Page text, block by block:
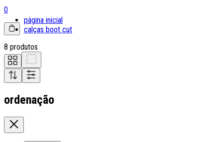
0
página inicial
calças boot cut
8 produtos
ordenação